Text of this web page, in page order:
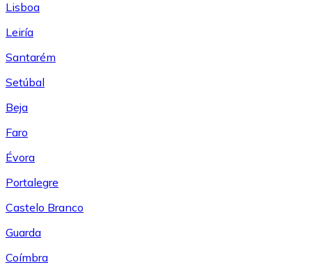
Lisboa
Leiría
Santarém
Setúbal
Beja
Faro
Évora
Portalegre
Castelo Branco
Guarda
Coímbra